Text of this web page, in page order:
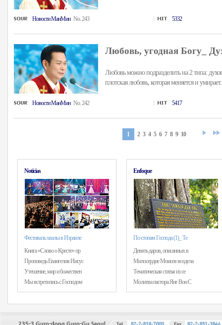
Hовости MанMинNo. 243 5332
Любовь, угодная Богу_
Любовь можно подразделить на 2 типа:
плотская любовь, которая меняется и
Hовости MанMинNo. 242 5417
1 2 3 4 5 6 7 8 9 10
Noticias
Фестиваль хвалы в Израиле
Книга «Слово о Кресте» пр
Проповедь Евангелия Иисус
Утешение, мир и божествен
Мы встретились с Господом
Enfoque
По стопам Господа (1)_ Те
Девять даров, описанных в
Милосердие Моисея воздела
Тематическая статья из се
Молитва пастора Янг Вон С